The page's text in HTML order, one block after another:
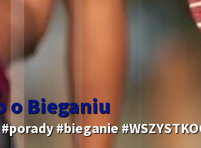
o Bieganiu
#bieganie